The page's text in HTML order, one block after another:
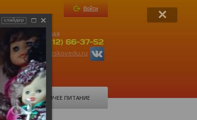
ПРИЕМНАЯ
+ 7(8112) 66-37-52
org6@pskovedu.ru
Войти
ГОРЯЧЕЕ ПИТАНИЕ
слайдер